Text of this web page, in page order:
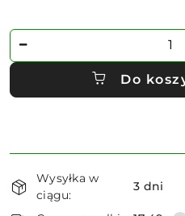
Ilość
Do
i
dostawa
Wysyłka w
ciągu:
3 dni